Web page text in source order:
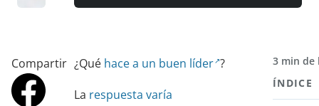
Compartir ¿Qué hace a un buen líder ?
La respuesta varía
3 min de
ÍNDICE